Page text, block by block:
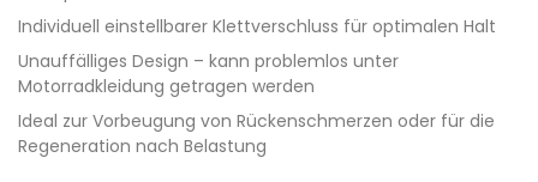
Individuell einstellbarer Klettverschluss für optimalen Halt
Unauffälliges Design – kann problemlos unter
Motorradkleidung getragen werden
Ideal zur Vorbeugung von Rückenschmerzen oder für die
Regeneration nach Belastung